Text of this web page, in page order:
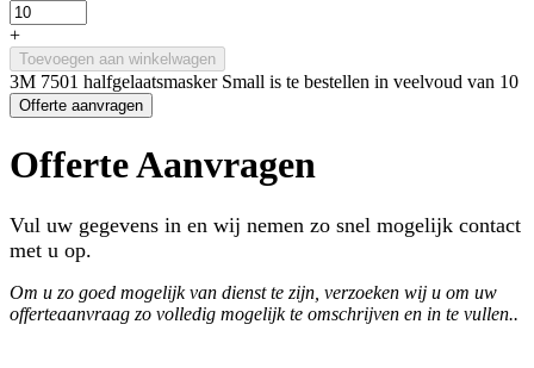
+
Toevoegen aan winkelwagen
3M 7501 halfgelaatsmasker Small is te bestellen in veelvoud van 10
Offerte aanvragen
Offerte Aanvragen
Vul uw gegevens in en wij nemen zo snel mogelijk contact
met u op.
Om u zo goed mogelijk van dienst te zijn, verzoeken wij u om uw
offerteaanvraag zo volledig mogelijk te omschrijven en in te vullen..